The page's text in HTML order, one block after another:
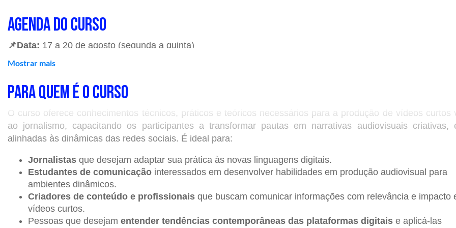
AGENDA DO CURSO
📌Data: 17 a 20 de agosto (segunda a quinta)
📌Horário:1
📌Local: urso online com aula ao vivo na plataforma
O QUE VOCÊ APRENDERÁ
Módulo 01—Linguagem e transformação do jornalismo nas redes
Compreender as mudanças no consumo de informação e nas linguagens audiovisuais das plataformas
Módulo 02 — Roteiro e narrativa jornalística em formato curto
Aprender a adaptar a estrutura jornalística tradicional ao formato ágil e visual dos vídeos curtos.
Mostrar mais
PARA QUEM É O CURSO
O curso oferece conhecimentos técnicos, práticos e teóricos necessários para a produção de vídeos curtos
ao jornalismo, capacitando os participantes a transformar pautas em narrativas audiovisuais criativas,
alinhadas às dinâmicas das redes sociais. É ideal para:
Jornalistas que desejam adaptar sua prática às novas linguagens digitais.
Estudantes de comunicação interessados em desenvolver habilidades em produção audiovisual para
ambientes dinâmicos.
Criadores de conteúdo e profissionais que buscam comunicar informações com relevância e impacto
vídeos curtos.
Pessoas que desejam entender tendências contemporâneas das plataformas digitais e aplicá-las